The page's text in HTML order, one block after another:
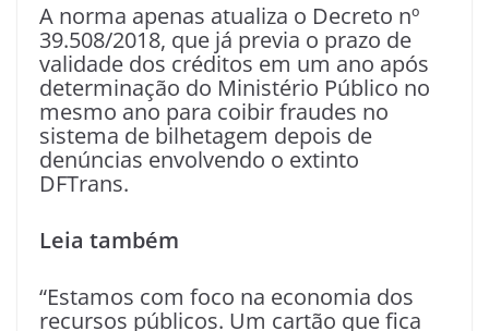
A norma apenas atualiza o Decreto nº
39.508/2018, que já previa o prazo de
validade dos créditos em um ano após
determinação do Ministério Público no
mesmo ano para coibir fraudes no
sistema de bilhetagem depois de
denúncias envolvendo o extinto
DFTrans.
Leia também
“Estamos com foco na economia dos
recursos públicos. Um cartão que fica